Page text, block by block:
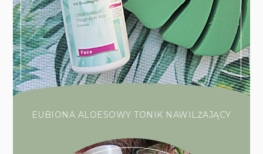
EUBIONA ALOESOWY TONIK NAWILŻAJĄCY